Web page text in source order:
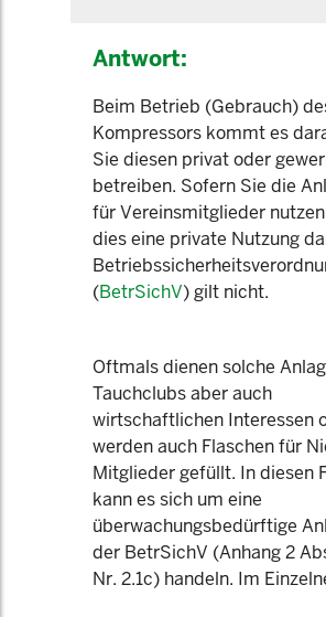
Antwort:
Beim Betrieb (Gebrauch)
Kompressors kommt es
Sie diesen privat oder
betreiben. Sofern Sie die
für Vereinsmitglieder
dies eine private Nutzung
(BetrSichV) gilt nicht.
Oftmals dienen solche
Tauchclubs aber auch
wirtschaftlichen Interessen
werden auch Flaschen für
Mitglieder gefüllt. In diesen
kann es sich um eine
überwachungsbedürftige
der BetrSichV (Anhang 2
Nr. 2.1c) handeln. Im